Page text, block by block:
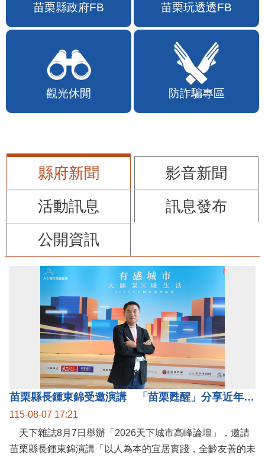
苗栗縣政府FB 苗栗玩透透FB
觀光休閒 防詐騙專區
縣府新聞
影音新聞
活動訊息
訊息發布
公開資訊
苗栗縣長鍾東錦受邀演講 「苗栗甦醒」分享近年轉變
115-08-07 17:21
天下雜誌8月7日舉辦「2026天下城市高峰論壇」，邀請
苗栗縣長鍾東錦演講「以人為本的宜居實踐，全齡友善的未